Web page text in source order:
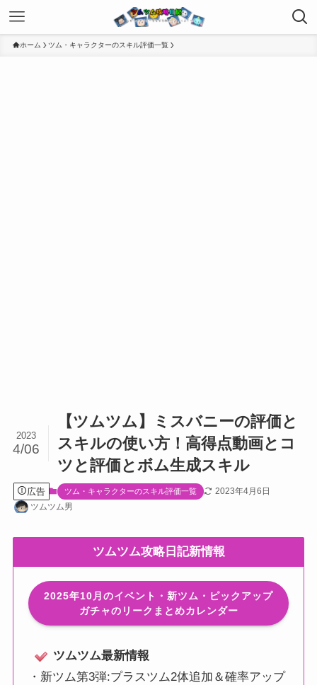
ホーム ツム・キャラクターのスキル評価一覧
【ツムツム】ミスバニーの評価と
スキルの使い方！高得点動画とコ
ツと評価とボム生成スキル
2023
4/06
広告 ツム・キャラクターのスキル評価一覧
2023年4月6日
ツムツム男
ツムツム攻略日記新情報
2025年10月のイベント・新ツム・ピックアップ
ガチャのリークまとめカレンダー
ツムツム最新情報
・ 新ツム第3弾:プラスツム2体追加＆確率アップ